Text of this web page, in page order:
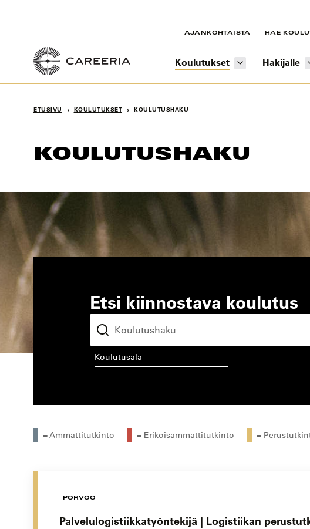
AJANKOHTAISTA HAE
Koulutukset Hakijalle
ETUSIVU › KOULUTUKSET › KOULUTUSHAKU
KOULUTUSHAKU
Etsi kiinnostava koulutus
koulutusala
= Ammattitutkinto = Erikoisammattitutkinto =
PORVOO
Palvelulogistiikkatyöntekijä | Logistiikan